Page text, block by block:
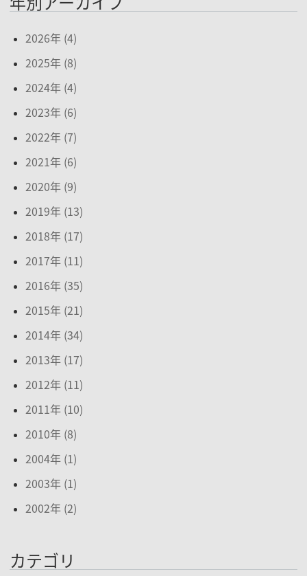
2026年 (4)
2025年 (8)
2024年 (4)
2023年 (6)
2022年 (7)
2021年 (6)
2020年 (9)
2019年 (13)
2018年 (17)
2017年 (11)
2016年 (35)
2015年 (21)
2014年 (34)
2013年 (17)
2012年 (11)
2011年 (10)
2010年 (8)
2004年 (1)
2003年 (1)
2002年 (2)
カテゴリ